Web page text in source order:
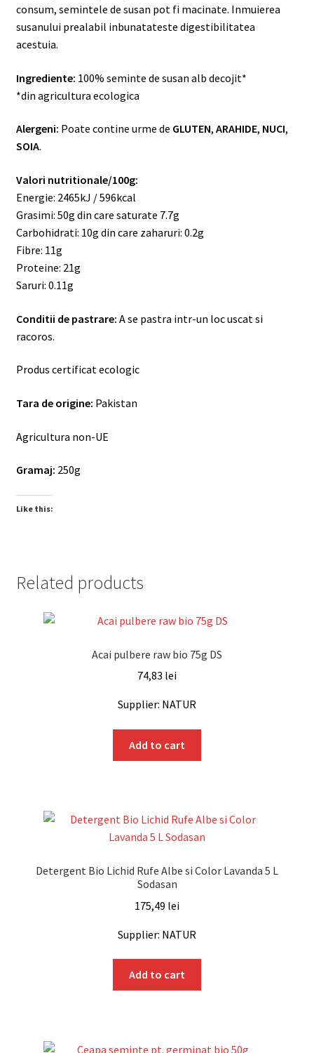
consum, semintele de susan pot fi macinate. Inmuierea
susanului prealabil inbunatateste digestibilitatea
acestuia.
Ingrediente: 100% seminte de susan alb decojit*
*din agricultura ecologica
Alergeni: Poate contine urme de GLUTEN, ARAHIDE, NUCI,
SOIA.
Valori nutritionale/100g:
Energie: 2465kJ / 596kcal
Grasimi: 50g din care saturate 7.7g
Carbohidrati: 10g din care zaharuri: 0.2g
Fibre: 11g
Proteine: 21g
Saruri: 0.11g
Conditii de pastrare: A se pastra intr-un loc uscat si
racoros.
Produs certificat ecologic
Tara de origine: Pakistan
Agricultura non-UE
Gramaj: 250g
Like this:
Related products
Acai pulbere raw bio 75g DS
74,83 lei
Supplier: NATUR
Add to cart
Detergent Bio Lichid Rufe Albe si Color Lavanda 5 L
Sodasan
175,49 lei
Supplier: NATUR
Add to cart